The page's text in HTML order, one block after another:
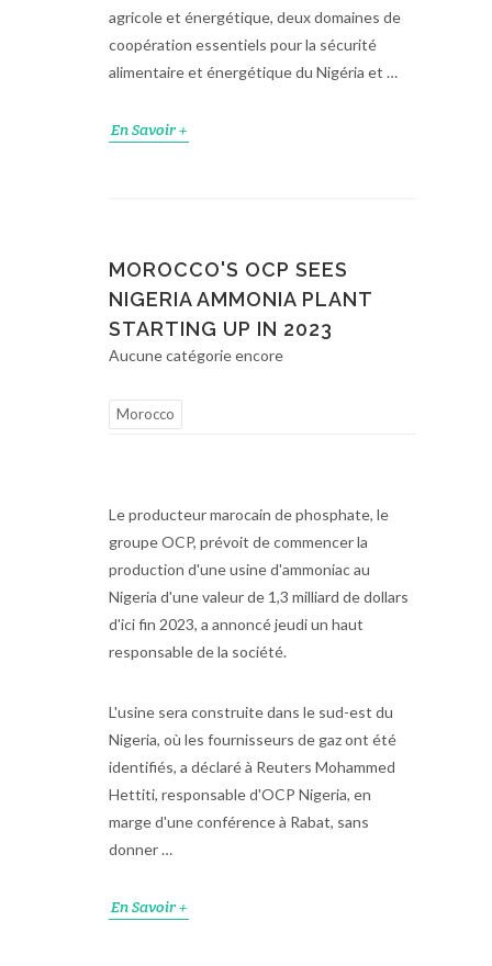
agricole et énergétique, deux domaines de
coopération essentiels pour la sécurité
alimentaire et énergétique du Nigéria et …
En Savoir +
MOROCCO'S OCP SEES
NIGERIA AMMONIA PLANT
STARTING UP IN 2023
Aucune catégorie encore
Morocco
Le producteur marocain de phosphate, le
groupe OCP, prévoit de commencer la
production d'une usine d'ammoniac au
Nigeria d'une valeur de 1,3 milliard de dollars
d'ici fin 2023, a annoncé jeudi un haut
responsable de la société.
L'usine sera construite dans le sud-est du
Nigeria, où les fournisseurs de gaz ont été
identifiés, a déclaré à Reuters Mohammed
Hettiti, responsable d'OCP Nigeria, en
marge d'une conférence à Rabat, sans
donner …
En Savoir +